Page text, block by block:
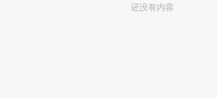
还没有内容